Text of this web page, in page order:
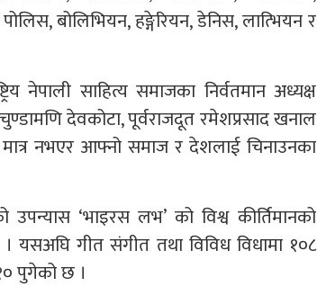
बोलिभियन, हङ्गेरियन, डेनिस, लात्भियन र
नेपाली साहित्य समाजका निर्वतमान अध्यक्ष
देवकोटा, पूर्वराजदूत रमेशप्रसाद खनाल
नभएर आफ्नो समाज र देशलाई चिनाउनका
‘भाइरस लभ’ को विश्व कीर्तिमानको
। यसअघि गीत संगीत तथा विविध विधामा १०८
पुगेको छ ।